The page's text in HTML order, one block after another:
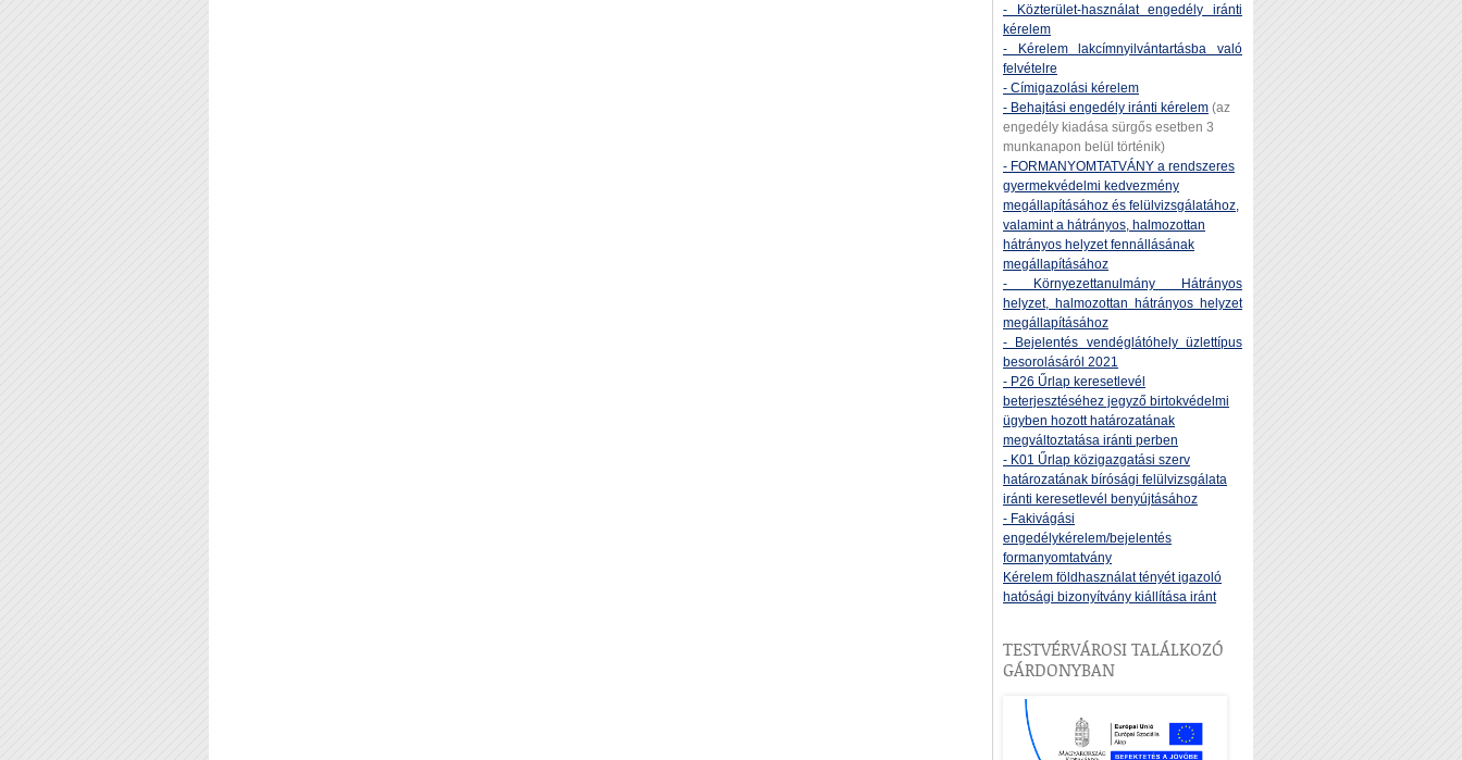
- Közterület-használat engedély iránti
kérelem
- Kérelem lakcímnyilvántartásba való
felvételre
- Címigazolási kérelem
- Behajtási engedély iránti kérelem (az
engedély kiadása sürgős esetben 3
munkanapon belül történik)
- FORMANYOMTATVÁNY a rendszeres
gyermekvédelmi kedvezmény
megállapításához és felülvizsgálatához,
valamint a hátrányos, halmozottan
hátrányos helyzet fennállásának
megállapításához
- Környezettanulmány Hátrányos
helyzet, halmozottan hátrányos helyzet
megállapításához
- Bejelentés vendéglátóhely üzlettípus
besorolásáról 2021
- P26 Űrlap keresetlevél
beterjesztéséhez jegyző birtokvédelmi
ügyben hozott határozatának
megváltoztatása iránti perben
- K01 Űrlap közigazgatási szerv
határozatának bírósági felülvizsgálata
iránti keresetlevél benyújtásához
- Fakivágási
engedélykérelem/bejelentés
formanyomtatvány
Kérelem földhasználat tényét igazoló
hatósági bizonyítvány kiállítása iránt
TESTVÉRVÁROSI TALÁLKOZÓ
GÁRDONYBAN